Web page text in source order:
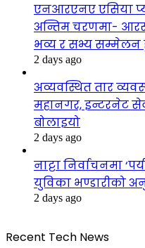
एनआरएनए एसिया
अन्तिम चरणमा-
भव्य र सभ्य सम्मेलन
2 days ago
अव्यवस्थित तार
महानगर, इन्टरनेट
बोलाइयो
2 days ago
नाट्टा निर्वाचनमा
युविका भण्डारीको
2 days ago
Recent Tech News